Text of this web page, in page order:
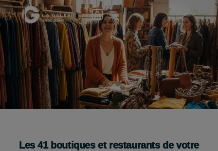
Je découvre
Les41boutiques et restaurants de votre